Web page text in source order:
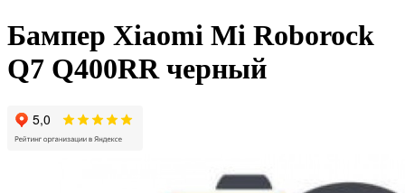
Бампер Xiaomi Mi Roborock
Q7 Q400RR черный